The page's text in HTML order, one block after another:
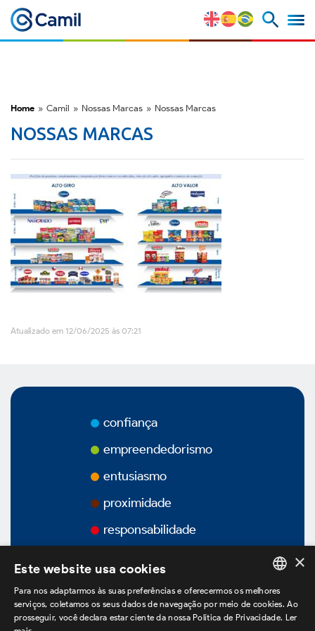
Estratégia e Vantagens
Fatores de Risco
M&A e Mercado de Capitais
ESG
Podcasts
Governança Corporativa
Visão Geral
Estatuto Social
Estrutura Acionária
Home » Camil » Nossas Marcas » Nossas Marcas
NOSSAS MARCAS
Atualizado em 12/06/2025 às 07:21
confiança
empreendedorismo
entusiasmo
proximidade
responsabilidade
PORTUGUESE
×
Este website usa cookies
Para nos adaptarmos às suas preferências e oferecermos os melhores
serviços, coletamos os seus dados de navegação por meio de cookies. Ao
prosseguir, você declara estar ciente da nossa Política de Privacidade. Ler